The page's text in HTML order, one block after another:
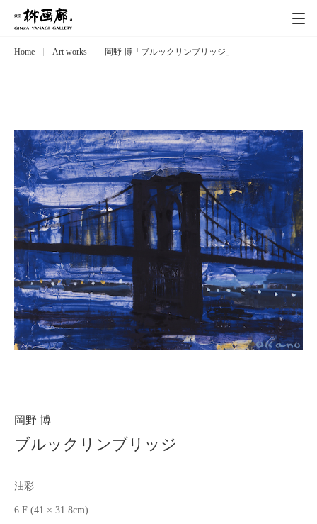
Exhibitions
Artists 作家
Art works 作品一覧
Catalog カタログ
Schedule スケジュール
About 会社案内
Contact
Purchase assessment
Home Art works 岡野 博「ブルックリンブリッジ」
岡野 博
ブルックリンブリッジ
油彩
6 F (41 × 31.8cm)